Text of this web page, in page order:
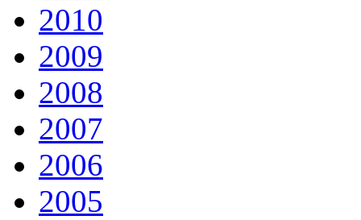
2010
2009
2008
2007
2006
2005